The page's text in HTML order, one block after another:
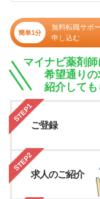
簡単1分
無料転職サポ
申し込む
マイナビ薬剤
希望通りの
紹介しても
STEP1
ご登録
STEP2
求人のご紹介